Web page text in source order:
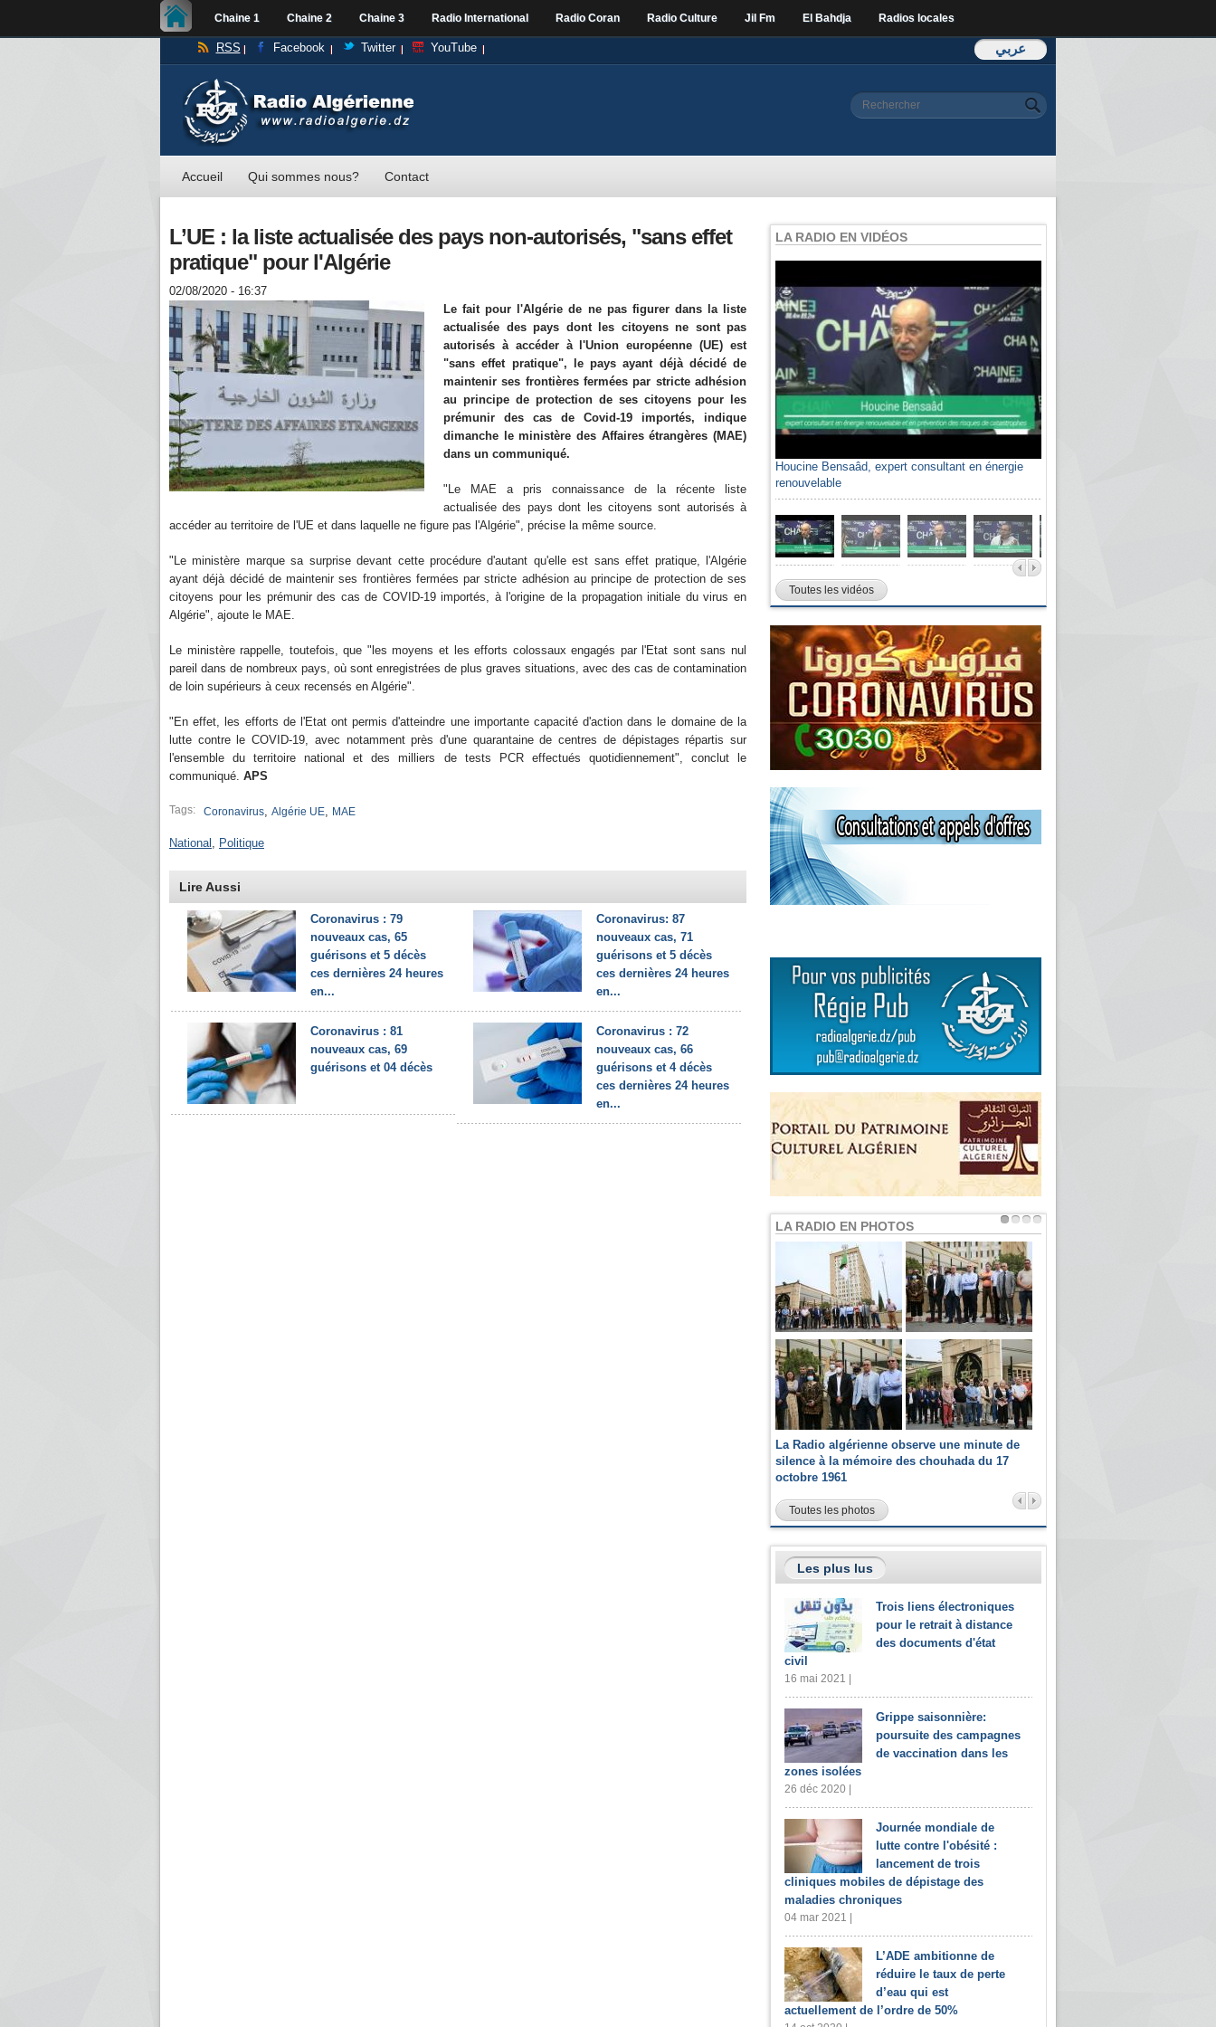
Chaine 1 Chaine 2 Chaine 3 Radio International Radio Coran Radio Culture Jil Fm El Bahdja Radios locales
عربي RSS Facebook Twitter YouTube
Formulaire de
Rechercher
Accueil Qui sommes nous? Contact
L’UE : la liste actualisée des pays non-autorisés, "sans effet
pratique" pour l'Algérie
02/08/2020 - 16:37
Le fait pour l'Algérie de ne pas figurer dans la liste
actualisée des pays dont les citoyens ne sont pas
autorisés à accéder à l'Union européenne (UE) est
"sans effet pratique", le pays ayant déjà décidé de
maintenir ses frontières fermées par stricte adhésion
au principe de protection de ses citoyens pour les
prémunir des cas de Covid-19 importés, indique
dimanche le ministère des Affaires étrangères (MAE)
dans un communiqué.
"Le MAE a pris connaissance de la récente liste
actualisée des pays dont les citoyens sont autorisés à
accéder au territoire de l'UE et dans laquelle ne figure pas l'Algérie", précise la même source.
"Le ministère marque sa surprise devant cette procédure d'autant qu'elle est sans effet pratique, l'Algérie
ayant déjà décidé de maintenir ses frontières fermées par stricte adhésion au principe de protection de ses
citoyens pour les prémunir des cas de COVID-19 importés, à l'origine de la propagation initiale du virus en
Algérie", ajoute le MAE.
Le ministère rappelle, toutefois, que "les moyens et les efforts colossaux engagés par l'Etat sont sans nul
pareil dans de nombreux pays, où sont enregistrées de plus graves situations, avec des cas de contamination
de loin supérieurs à ceux recensés en Algérie".
"En effet, les efforts de l'Etat ont permis d'atteindre une importante capacité d'action dans le domaine de la
lutte contre le COVID-19, avec notamment près d'une quarantaine de centres de dépistages répartis sur
l'ensemble du territoire national et des milliers de tests PCR effectués quotidiennement", conclut le
communiqué. APS
Tags: Coronavirus, Algérie UE, MAE
National , Politique
Lire Aussi
Coronavirus : 79
nouveaux cas, 65
guérisons et 5 décès
ces dernières 24 heures
en...
Coronavirus: 87
nouveaux cas, 71
guérisons et 5 décès
ces dernières 24 heures
en...
Coronavirus : 81
nouveaux cas, 69
guérisons et 04 décès
Coronavirus : 72
nouveaux cas, 66
guérisons et 4 décès
ces dernières 24 heures
en...
LA RADIO EN VIDÉOS
Houcine Bensaâd, expert consultant en énergie
renouvelable
Toutes les vidéos
LA RADIO EN PHOTOS
La Radio algérienne observe une minute de
silence à la mémoire des chouhada du 17
octobre 1961
Toutes les photos
Les plus lus
Trois liens électroniques
pour le retrait à distance
des documents d'état
civil
16 mai 2021 |
Grippe saisonnière:
poursuite des campagnes
de vaccination dans les
zones isolées
26 déc 2020 |
Journée mondiale de
lutte contre l'obésité :
lancement de trois
cliniques mobiles de dépistage des
maladies chroniques
04 mar 2021 |
L’ADE ambitionne de
réduire le taux de perte
d’eau qui est
actuellement de l’ordre de 50%